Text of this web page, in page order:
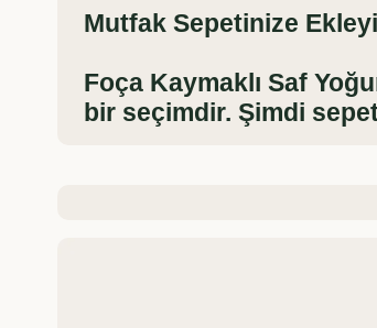
Mutfak Sepetinize
Foça Kaymaklı Saf
bir seçimdir. Şimdi